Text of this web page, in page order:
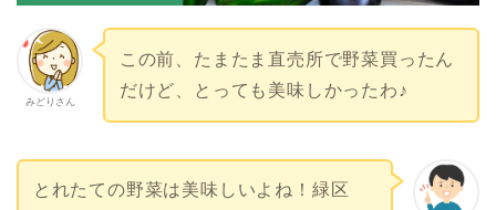
みどりさん
この前、たまたま直売所で野菜買ったん
だけど、とっても美味しかったわ♪
とれたての野菜は美味しいよね！緑区